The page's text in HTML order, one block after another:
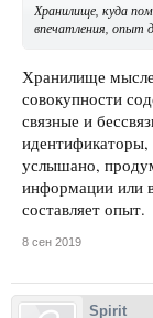
Хранилище, куда
впечатления, опыт
Хранилище
совокупности
связные и
идентификаторы,
услышано,
информации или
составляет опыт.
8 сен 2019
Spirit